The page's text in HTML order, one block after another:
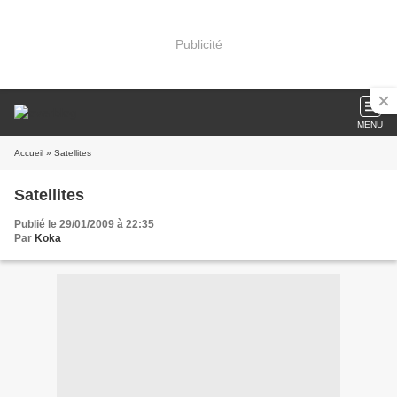
Publicité
MENU
Accueil » Satellites
Satellites
Publié le 29/01/2009 à 22:35
Par Koka